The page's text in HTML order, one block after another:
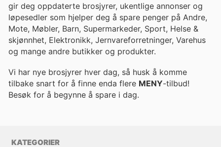
gir deg oppdaterte brosjyrer, ukentlige annonser og
løpesedler som hjelper deg å spare penger på Andre,
Mote, Møbler, Barn, Supermarkeder, Sport, Helse &
skjønnhet, Elektronikk, Jernvareforretninger, Varehus
og mange andre butikker og produkter.
Vi har nye brosjyrer hver dag, så husk å komme
tilbake snart for å finne enda flere MENY-tilbud!
Besøk for å begynne å spare i dag.
KATEGORIER